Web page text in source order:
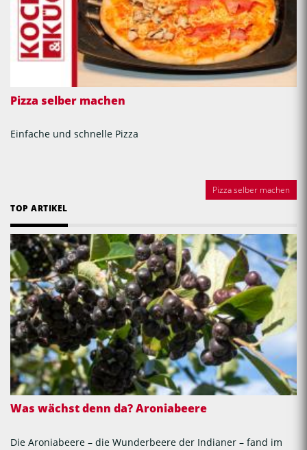
Pizza selber machen
Einfache und schnelle Pizza
Pizza selber machen
TOP ARTIKEL
Was wächst denn da? Aroniabeere
Die Aroniabeere – die Wunderbeere der Indianer – fand im